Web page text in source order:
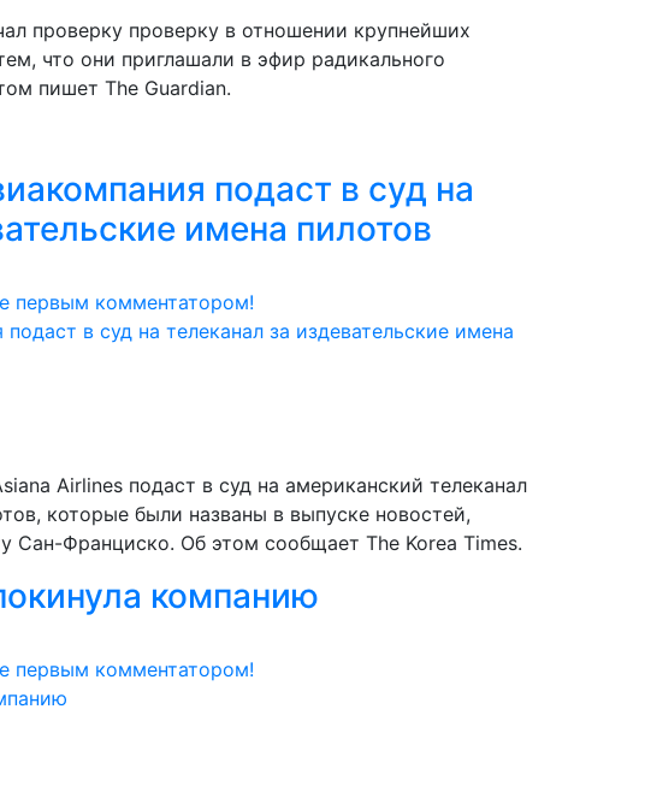
проверку проверку в отношении крупнейших
что они приглашали в эфир радикального
пишет The Guardian.
подаст в суд на
имена пилотов
первым комментатором!
Airlines подаст в суд на американский телеканал
которые были названы в выпуске новостей,
Сан-Франциско. Об этом сообщает The Korea Times.
компанию
первым комментатором!